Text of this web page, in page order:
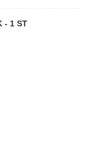
- 1 ST